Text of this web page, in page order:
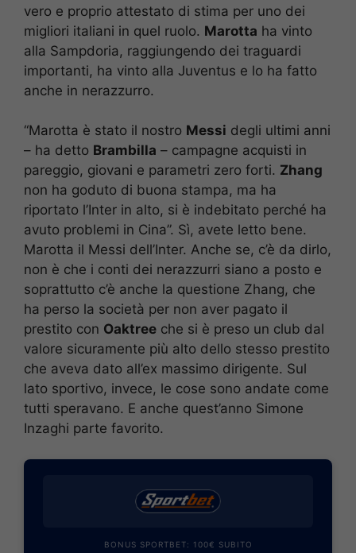
vero e proprio attestato di stima per uno dei
migliori italiani in quel ruolo. Marotta ha vinto
alla Sampdoria, raggiungendo dei traguardi
importanti, ha vinto alla Juventus e lo ha fatto
anche in nerazzurro.
“Marotta è stato il nostro Messi degli ultimi anni
– ha detto Brambilla – campagne acquisti in
pareggio, giovani e parametri zero forti. Zhang
non ha goduto di buona stampa, ma ha
riportato l’Inter in alto, si è indebitato perché ha
avuto problemi in Cina”. Sì, avete letto bene.
Marotta il Messi dell’Inter. Anche se, c’è da dirlo,
non è che i conti dei nerazzurri siano a posto e
soprattutto c’è anche la questione Zhang, che
ha perso la società per non aver pagato il
prestito con Oaktree che si è preso un club dal
valore sicuramente più alto dello stesso prestito
che aveva dato all’ex massimo dirigente. Sul
lato sportivo, invece, le cose sono andate come
tutti speravano. E anche quest’anno Simone
Inzaghi parte favorito.
BONUS SPORTBET: 100€ SUBITO